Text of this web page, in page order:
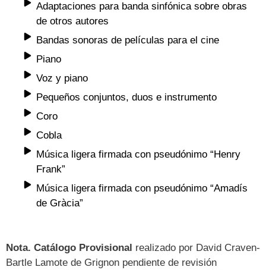
Adaptaciones para banda sinfónica sobre obras
de otros autores
Bandas sonoras de películas para el cine
Piano
Voz y piano
Pequeños conjuntos, duos e instrumento
Coro
Cobla
Música ligera firmada con pseudónimo “Henry
Frank”
Música ligera firmada con pseudónimo “Amadís
de Gràcia”
Nota. Catálogo Provisional realizado por David Craven-
Bartle Lamote de Grignon pendiente de revisión